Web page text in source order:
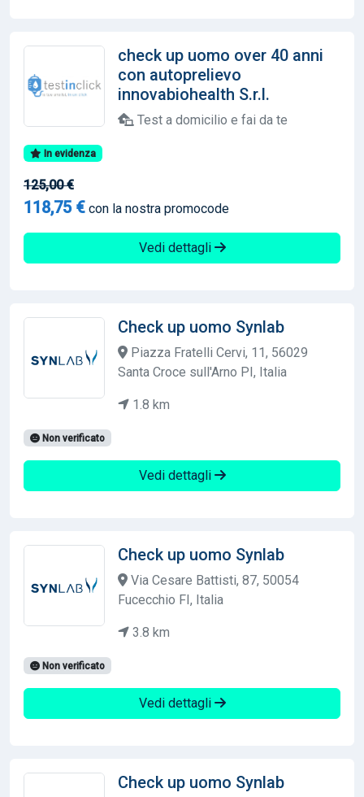
check up uomo over 40 anni
con autoprelievo
innovabiohealth S.r.l.
Test a domicilio e fai da te
In evidenza
125,00 €
118,75 € con la nostra promocode
Vedi dettagli
Check up uomo Synlab
Piazza Fratelli Cervi, 11, 56029
Santa Croce sull'Arno PI, Italia
1.8 km
Non verificato
Vedi dettagli
Check up uomo Synlab
Via Cesare Battisti, 87, 50054
Fucecchio FI, Italia
3.8 km
Non verificato
Vedi dettagli
Check up uomo Synlab